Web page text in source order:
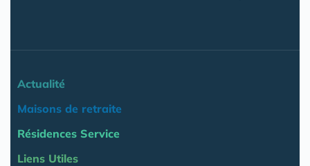
Actualité
Maisons de retraite
Résidences Service
Liens Utiles